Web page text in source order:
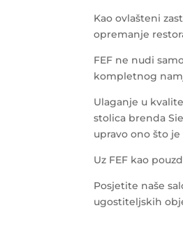
Kao ovlašteni
opremanje
FEF ne nudi
kompletnog
Ulaganje u
stolica brenda
upravo ono što
Uz FEF kao
Posjetite naše
ugostiteljskih